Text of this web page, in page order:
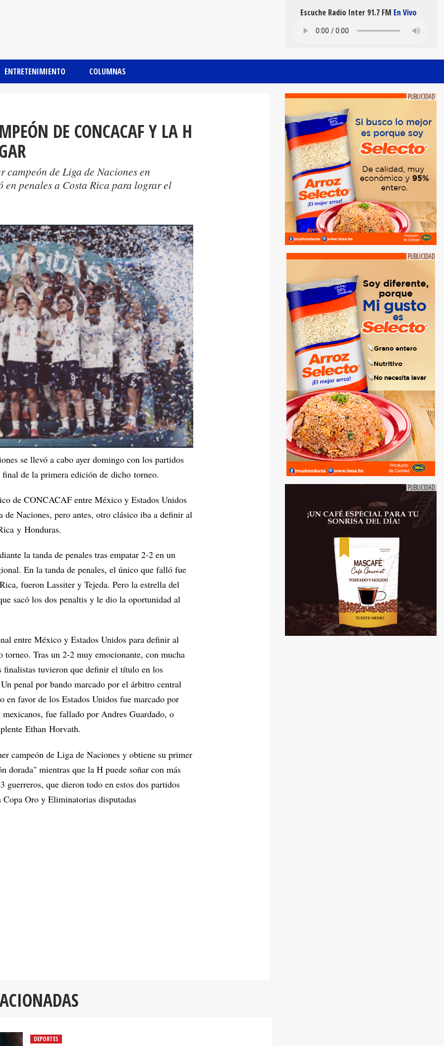
ENTRETENIMIENTO COLUMNAS
Escuche Radio Inter 91.7 FM En Vivo
DE CONCACAF Y LA H
campeón de Liga de Naciones en
penales a Costa Rica para lograr el
se llevó a cabo ayer domingo con los partidos
de la primera edición de dicho torneo.
de CONCACAF entre México y Estados Unidos
Naciones, pero antes, otro clásico iba a definir al
y Honduras.
la tanda de penales tras empatar 2-2 en un
En la tanda de penales, el único que falló fue
fueron Lassiter y Tejeda. Pero la estrella del
sacó los dos penaltis y le dio la oportunidad al
entre México y Estados Unidos para definir al
Tras un 2-2 muy emocionante, con mucha
finalistas tuvieron que definir el título en los
penal por bando marcado por el árbitro central
favor de los Estados Unidos fue marcado por
fue fallado por Andres Guardado, o
Ethan Horvath.
campeón de Liga de Naciones y obtiene su primer
dorada" mientras que la H puede soñar con más
guerreros, que dieron todo en estos dos partidos
Oro y Eliminatorias disputadas
DEPORTES